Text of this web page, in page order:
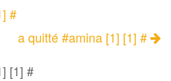
#
a quitté #amina [1] [1] #
[1] #